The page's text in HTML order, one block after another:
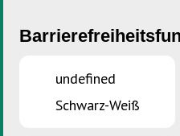
undefined
Schwarz-Weiß